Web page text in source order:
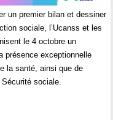
un premier bilan et dessiner
sociale, l’Ucanss et les
le 4 octobre un
présence exceptionnelle
la santé, ainsi que de
sociale.